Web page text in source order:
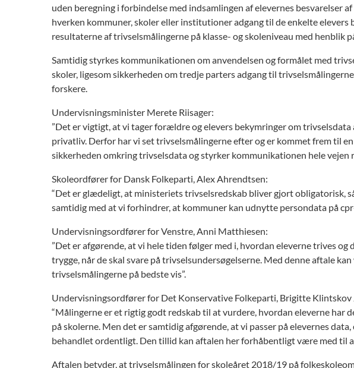
uden beregning i forbindelse med indsamlingen af elevernes besvarelser
hverken kommuner, skoler eller institutioner adgang til de enkelte elevers
resultaterne af trivselsmålingerne på klasse- og skoleniveau med henblik
Samtidig styrkes kommunikationen om anvendelsen og formålet med
skoler, ligesom sikkerheden om tredje parters adgang til
forskere.
Undervisningsminister Merete Riisager:
”Det er vigtigt, at vi tager forældre og elevers bekymringer om
privatliv. Derfor har vi set trivselsmålingerne efter og er kommet frem til
sikkerheden omkring trivselsdata og styrker kommunikationen hele vejen
Skoleordfører for Dansk Folkeparti, Alex Ahrendtsen:
“Det er glædeligt, at ministeriets trivselsredskab bliver gjort obligatorisk,
samtidig med at vi forhindrer, at kommuner kan udnytte persondata på
Undervisningsordfører for Venstre, Anni Matthiesen:
”Det er afgørende, at vi hele tiden følger med i, hvordan eleverne trives
trygge, når de skal svare på trivselsundersøgelserne. Med denne aftale
trivselsmålingerne på bedste vis”.
Undervisningsordfører for Det Konservative Folkeparti, Brigitte Klintskov
“Målingerne er et rigtig godt redskab til at vurdere, hvordan eleverne har
på skolerne. Men det er samtidig afgørende, at vi passer på elevernes
behandlet ordentligt. Den tillid kan aftalen her forhåbentligt være med til
Aftalen betyder, at trivselsmålingen for skoleåret 2018/19 på